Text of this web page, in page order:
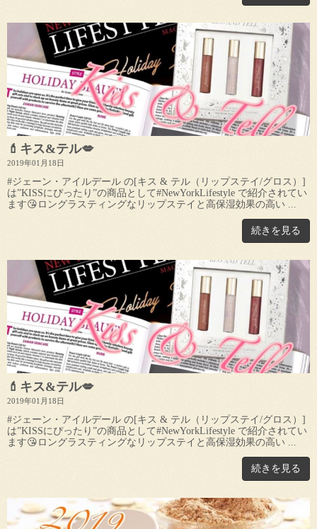
💄キス&テル💋
2019年01月18日
#ジェーン・アイルデール の[キス & テル（リップステイ/グロス）]
は”KISSにぴったり”の商品として#NewYorkLifestyle で紹介されてい
ます😘ロングラスティングなリップステイと高保湿効果の高い ...
続きを見る
💄キス&テル💋
2019年01月18日
#ジェーン・アイルデール の[キス & テル（リップステイ/グロス）]
は”KISSにぴったり”の商品として#NewYorkLifestyle で紹介されてい
ます😘ロングラスティングなリップステイと高保湿効果の高い ...
続きを見る